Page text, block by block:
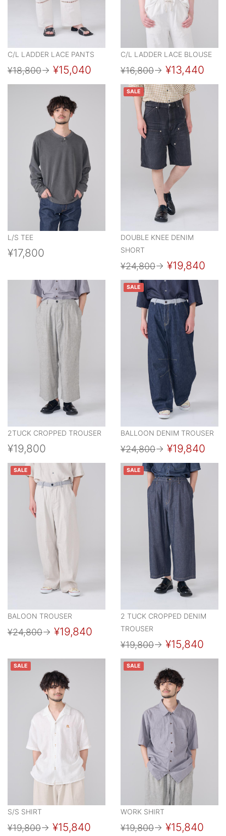
C/L LADDER LACE PANTS
¥18,800→ ¥15,040
C/L LADDER LACE BLOUSE
¥16,800→ ¥13,440
L/S TEE
¥17,800
SALE
DOUBLE KNEE DENIM
SHORT
¥24,800→ ¥19,840
2TUCK CROPPED TROUSER
¥19,800
SALE
BALLOON DENIM TROUSER
¥24,800→ ¥19,840
SALE
BALOON TROUSER
¥24,800→ ¥19,840
SALE
2 TUCK CROPPED DENIM
TROUSER
¥19,800→ ¥15,840
SALE
S/S SHIRT
¥19,800→ ¥15,840
SALE
WORK SHIRT
¥19,800→ ¥15,840